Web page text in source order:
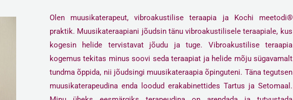
Olen muusikaterapeut, vibroakustilise teraapia ja Kochi meetodi®
praktik. Muusikateraapiani jõudsin tänu vibroakustilisele teraapiale, kus
kogesin helide tervistavat jõudu ja tuge. Vibroakustilise teraapia
kogemus tekitas minus soovi seda teraapiat ja helide mõju sügavamalt
tundma õppida, nii jõudsingi muusikateraapia õpinguteni. Täna tegutsen
muusikaterapeudina enda loodud erakabinettides Tartus ja Setomaal.